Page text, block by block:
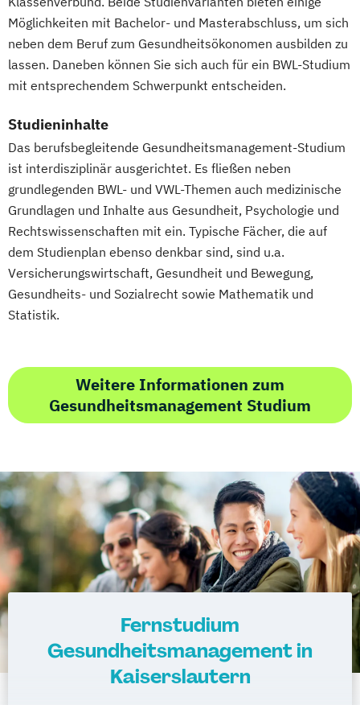
Möglichkeiten mit Bachelor- und Masterabschluss, um sich
neben dem Beruf zum Gesundheitsökonomen ausbilden zu
lassen. Daneben können Sie sich auch für ein BWL-Studium
mit entsprechendem Schwerpunkt entscheiden.
Studieninhalte
Das berufsbegleitende Gesundheitsmanagement-Studium
ist interdisziplinär ausgerichtet. Es fließen neben
grundlegenden BWL- und VWL-Themen auch medizinische
Grundlagen und Inhalte aus Gesundheit, Psychologie und
Rechtswissenschaften mit ein. Typische Fächer, die auf
dem Studienplan ebenso denkbar sind, sind u.a.
Versicherungswirtschaft, Gesundheit und Bewegung,
Gesundheits- und Sozialrecht sowie Mathematik und
Statistik.
Weitere Informationen zum
Gesundheitsmanagement Studium
Fernstudium
Gesundheitsmanagement in
Kaiserslautern